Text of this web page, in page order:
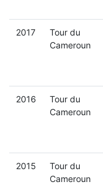
2017
Tour du
Cameroun
2016
Tour du
Cameroun
2015
Tour du
Cameroun